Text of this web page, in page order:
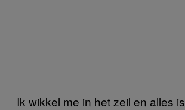
Ik wikkel me in het zeil en alles is